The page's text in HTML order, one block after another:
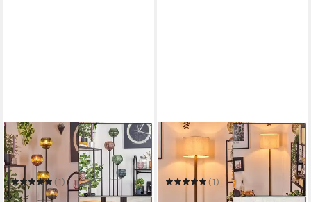
HOFSTEIN
Stehlampe Stehlampe aus
Metall/Holz/Riffelglas in
Schwarz/Natur/Grün/Blau/Kupfer
(1)
139,99 € UVP 184,90 €
HOFSTEIN
Stehlampe Stehlampe mit
Holzfuß und Schirm aus Stoff
(1)
119,90 €